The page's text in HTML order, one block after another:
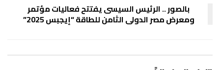
بالصور .. الرئيس السيسى يفتتح فعاليات مؤتمر
ومعرض مصر الدولى الثامن للطاقة “إيجبس 2025”